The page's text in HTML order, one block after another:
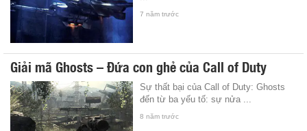
7 năm trước
Giải mã Ghosts – Đứa con ghẻ của Call of Duty
Sự thất bại của Call of Duty: Ghosts
đến từ ba yếu tố: sự nửa ...
8 năm trước